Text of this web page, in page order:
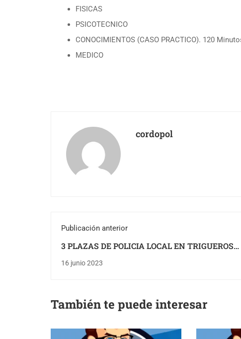
FISICAS
PSICOTECNICO
CONOCIMIENTOS (CASO PRACTICO). 120
MEDICO
cordopol
Publicación anterior
3 PLAZAS DE POLICIA LOCAL EN TRIGUEROS
(HUELVA)
16 junio 2023
También te puede interesar